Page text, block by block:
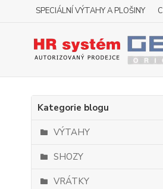
SPECIÁLNÍ VÝTAHY A PLOŠINY
Kategorie blogu
VÝTAHY
SHOZY
VRÁTKY